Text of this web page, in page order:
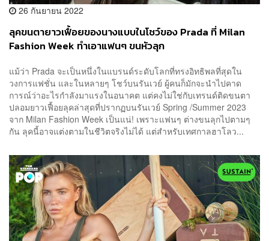
26 กันยายน 2022
ลุคขนตายาวเฟื้อยของนางแบบในโชว์ของ Prada ที่ Milan
Fashion Week ทำเอาแฟนๆ ขนหัวลุก
แม้ว่า Prada จะเป็นหนึ่งในแบรนด์ระดับโลกที่ทรงอิทธิพลที่สุดใน
วงการแฟชั่น และในหลายๆ โชว์บนรันเวย์ ผู้คนก็มักจะนำไปคาด
การณ์ว่าอะไรกำลังมาแรงในอนาคต แต่คงไม่ใช่กับเทรนด์ติดขนตา
ปลอมยาวเฟื้อยลุคล่าสุดที่ปรากฏบนรันเวย์ Spring /Summer 2023
จาก Milan Fashion Week เป็นแน่! เพราะแฟนๆ ต่างขนลุกไปตามๆ
กัน ลุคนี้อาจแต่งตามในชีวิตจริงไม่ได้ แต่สำหรับเทศกาลฮาโลว...